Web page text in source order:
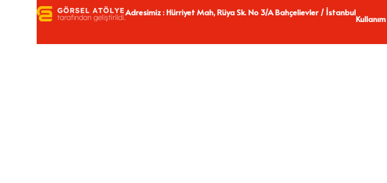
Adresimiz : Hürriyet Mah, Rüya Sk. No 3/A Bahçelievler / İstanbul